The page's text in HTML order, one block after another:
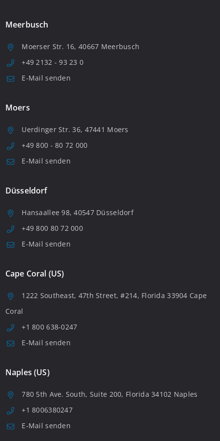
Meerbusch
Moerser Str. 16, 40667 Meerbusch
+49 2132 - 93 23 0
E-Mail senden
Moers
Uerdinger Str. 36, 47441 Moers
+49 800 - 80 72 000
E-Mail senden
Düsseldorf
Hansaallee 98, 40547 Düsseldorf
+49 800 80 72 000
E-Mail senden
Cape Coral (US)
1222 Southeast, 47th Street, #214, Florida 33904 Cape
Coral
+1 800 638-0247
E-Mail senden
Naples (US)
780 5th Ave. South, Suite 200, Florida 34102 Naples
+1 8006380247
E-Mail senden